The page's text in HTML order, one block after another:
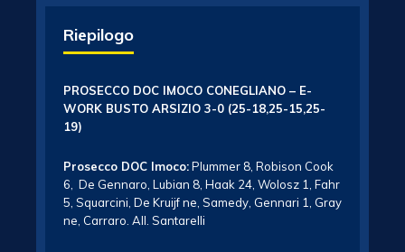
Riepilogo
PROSECCO DOC IMOCO CONEGLIANO – E-
WORK BUSTO ARSIZIO 3-0 (25-18,25-15,25-
19)
Prosecco DOC Imoco:Plummer 8, Robison Cook
6, De Gennaro, Lubian 8, Haak 24, Wolosz 1, Fahr
5, Squarcini, De Kruijf ne, Samedy, Gennari 1, Gray
ne, Carraro. All. Santarelli